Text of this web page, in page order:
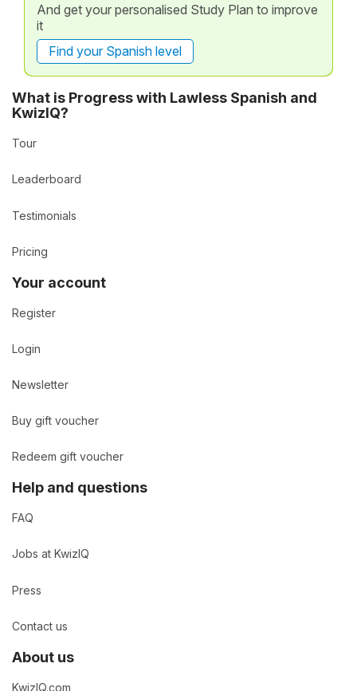
And get your personalised Study Plan to improve
it
Find your Spanish level
What is Progress with Lawless Spanish and
KwizIQ?
Tour
Leaderboard
Testimonials
Pricing
Your account
Register
Login
Newsletter
Buy gift voucher
Redeem gift voucher
Help and questions
FAQ
Jobs at KwizIQ
Press
Contact us
About us
KwizIQ.com